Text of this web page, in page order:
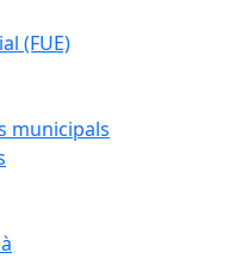
(FUE)
municipals